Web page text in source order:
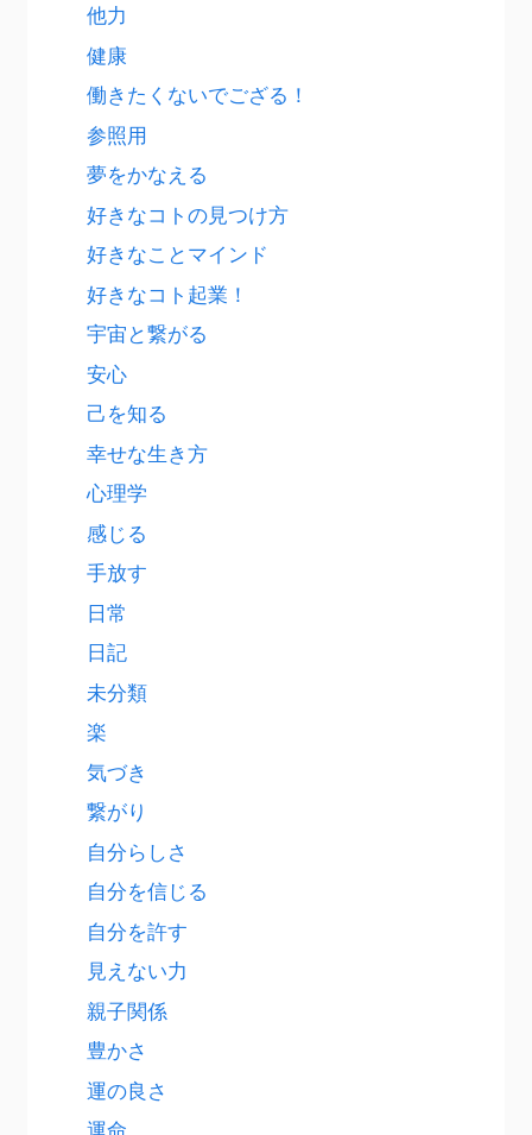
他力
健康
働きたくないでござる！
参照用
夢をかなえる
好きなコトの見つけ方
好きなことマインド
好きなコト起業！
宇宙と繋がる
安心
己を知る
幸せな生き方
心理学
感じる
手放す
日常
日記
未分類
楽
気づき
繋がり
自分らしさ
自分を信じる
自分を許す
見えない力
親子関係
豊かさ
運の良さ